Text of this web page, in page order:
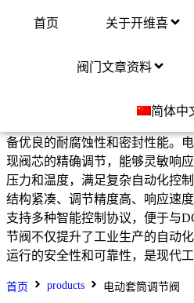
首页 关于开维喜
阀门文章资料
简体中
电动套筒调节阀
泛应用于石油、化工、电力、冶
备优良的耐腐蚀性和密封性能。
现阀芯的精确调节，能够灵敏响
压力和温度，满足复杂自动化控
结构紧凑、调节精度高、响应速
支持多种智能控制协议，便于与
节阀不仅提升了工业生产的自动
运行的安全性和可靠性，是现代
首页 products 电动套筒调节阀